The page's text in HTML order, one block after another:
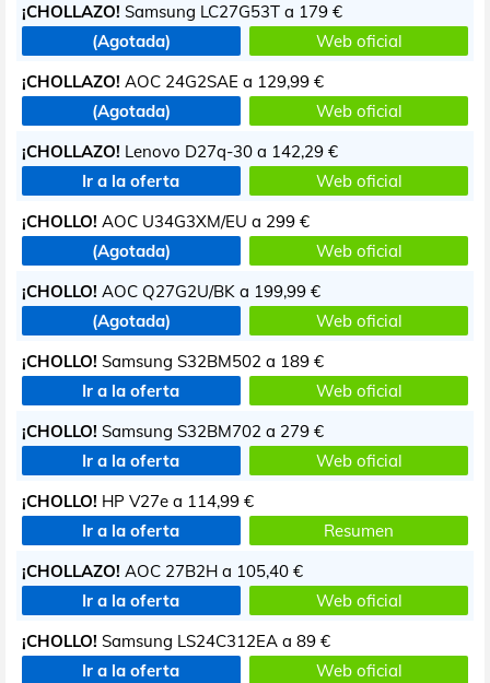
¡CHOLLAZO! Samsung LC27G53T a 179 €
(Agotada)
Web oficial
¡CHOLLAZO! AOC 24G2SAE a 129,99 €
(Agotada)
Web oficial
¡CHOLLAZO! Lenovo D27q-30 a 142,29 €
Ir a la oferta
Web oficial
¡CHOLLO! AOC U34G3XM/EU a 299 €
(Agotada)
Web oficial
¡CHOLLO! AOC Q27G2U/BK a 199,99 €
(Agotada)
Web oficial
¡CHOLLO! Samsung S32BM502 a 189 €
Ir a la oferta
Web oficial
¡CHOLLO! Samsung S32BM702 a 279 €
Ir a la oferta
Web oficial
¡CHOLLO! HP V27e a 114,99 €
Ir a la oferta
Resumen
¡CHOLLAZO! AOC 27B2H a 105,40 €
Ir a la oferta
Web oficial
¡CHOLLO! Samsung LS24C312EA a 89 €
Ir a la oferta
Web oficial